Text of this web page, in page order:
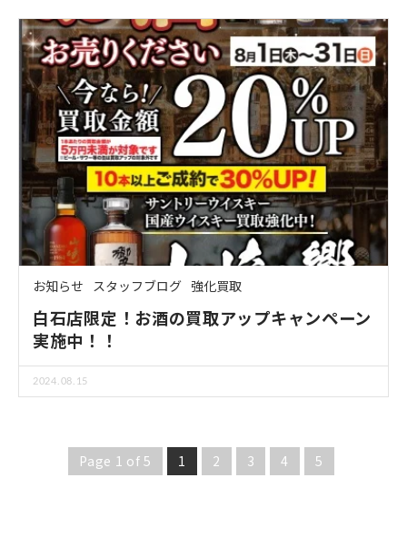
お知らせ スタッフブログ 強化買取
白石店限定！お酒の買取アップキャンペーン
実施中！！
2024.08.15
Page 1 of 5 1 2 3 4 5